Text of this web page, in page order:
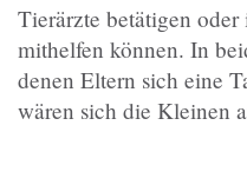
Tierärzte betätigen
mithelfen können. In
denen Eltern sich eine
wären sich die Kleinen